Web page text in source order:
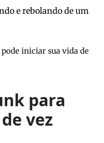
e rebolando de um
iniciar sua vida de
para
vez